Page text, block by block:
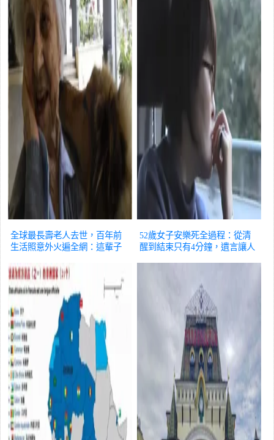
全球最長壽老人去世，百年前
生活照意外火遍全網：這輩子
52歲女子安樂死全過程：從清
醒到結束只有4分鐘，遺言讓人